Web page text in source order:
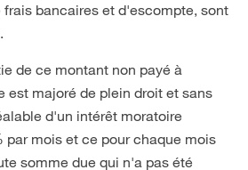
bancaires et d'escompte, sont
de ce montant non payé à
est majoré de plein droit et sans
d'un intérêt moratoire
mois et ce pour chaque mois
somme due qui n'a pas été